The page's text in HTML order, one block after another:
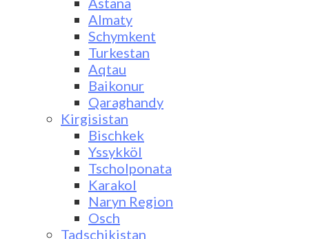
Almaty
Schymkent
Turkestan
Aqtau
Baikonur
Qaraghandy
Kirgisistan
Bischkek
Yssykköl
Tscholponata
Karakol
Naryn Region
Osch
Tadschikistan